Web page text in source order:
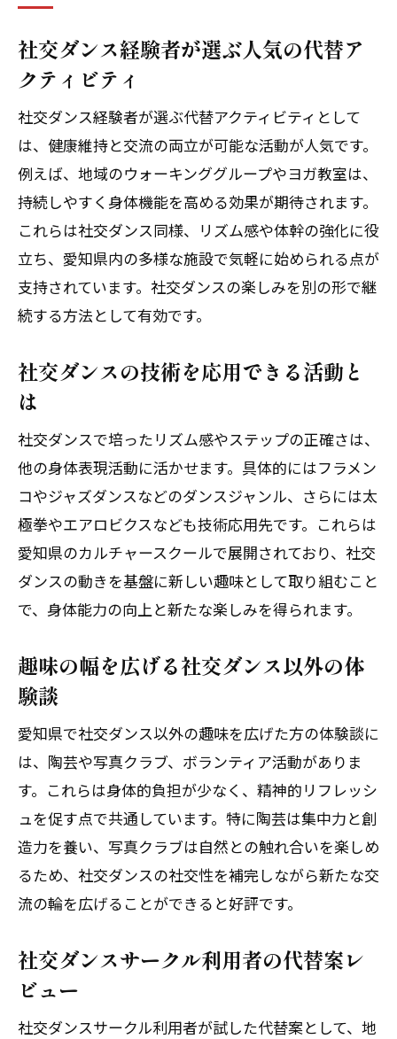
社交ダンス経験者が選ぶ人気の代替ア
クティビティ
社交ダンス経験者が選ぶ代替アクティビティとして
は、健康維持と交流の両立が可能な活動が人気です。
例えば、地域のウォーキンググループやヨガ教室は、
持続しやすく身体機能を高める効果が期待されます。
これらは社交ダンス同様、リズム感や体幹の強化に役
立ち、愛知県内の多様な施設で気軽に始められる点が
支持されています。社交ダンスの楽しみを別の形で継
続する方法として有効です。
社交ダンスの技術を応用できる活動と
は
社交ダンスで培ったリズム感やステップの正確さは、
他の身体表現活動に活かせます。具体的にはフラメン
コやジャズダンスなどのダンスジャンル、さらには太
極拳やエアロビクスなども技術応用先です。これらは
愛知県のカルチャースクールで展開されており、社交
ダンスの動きを基盤に新しい趣味として取り組むこと
で、身体能力の向上と新たな楽しみを得られます。
趣味の幅を広げる社交ダンス以外の体
験談
愛知県で社交ダンス以外の趣味を広げた方の体験談に
は、陶芸や写真クラブ、ボランティア活動がありま
す。これらは身体的負担が少なく、精神的リフレッシ
ュを促す点で共通しています。特に陶芸は集中力と創
造力を養い、写真クラブは自然との触れ合いを楽しめ
るため、社交ダンスの社交性を補完しながら新たな交
流の輪を広げることができると好評です。
社交ダンスサークル利用者の代替案レ
ビュー
社交ダンスサークル利用者が試した代替案として、地